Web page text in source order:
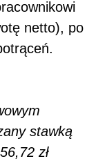
netto), po
stawką
zł